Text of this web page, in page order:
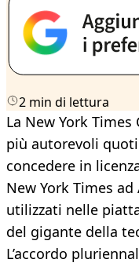
2 min di lettura
La New York
più autorevoli
concedere in
New York Times
utilizzati nelle
del gigante della
L’accordo